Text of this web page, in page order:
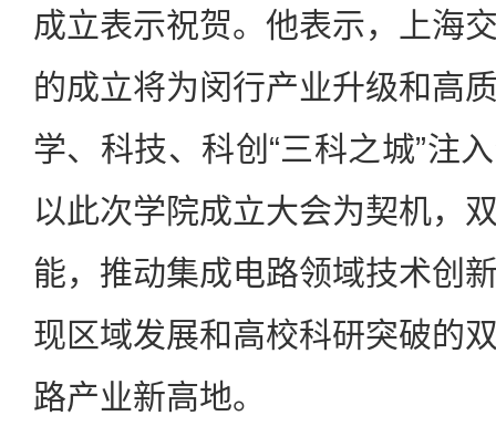
成立表示祝贺。他表示，上海
的成立将为闵行产业升级和高
学、科技、科创“三科之城”注
以此次学院成立大会为契机，
能，推动集成电路领域技术创
现区域发展和高校科研突破的
路产业新高地。